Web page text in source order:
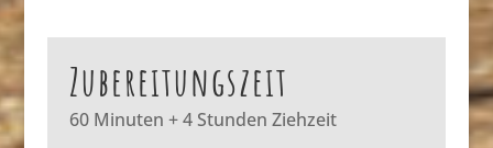
Zubereitungszeit
60 Minuten + 4 Stunden Ziehzeit